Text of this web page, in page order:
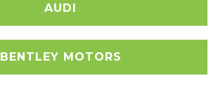
AUDI
BENTLEY MOTORS